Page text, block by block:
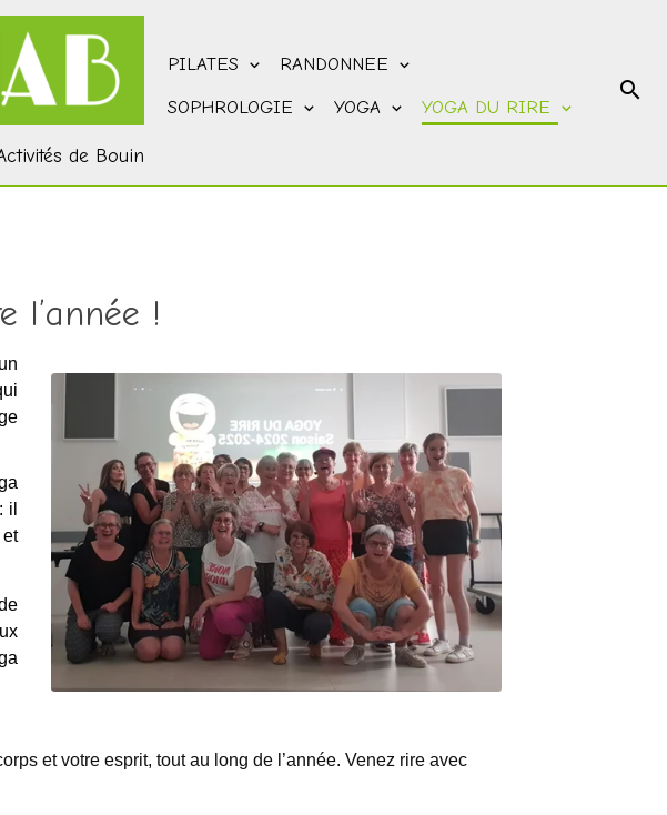
de Bouin
PILATES RANDONNEE
SOPHROLOGIE YOGA YOGA DU RIRE
l’année !
il
et votre esprit, tout au long de l’année. Venez rire avec